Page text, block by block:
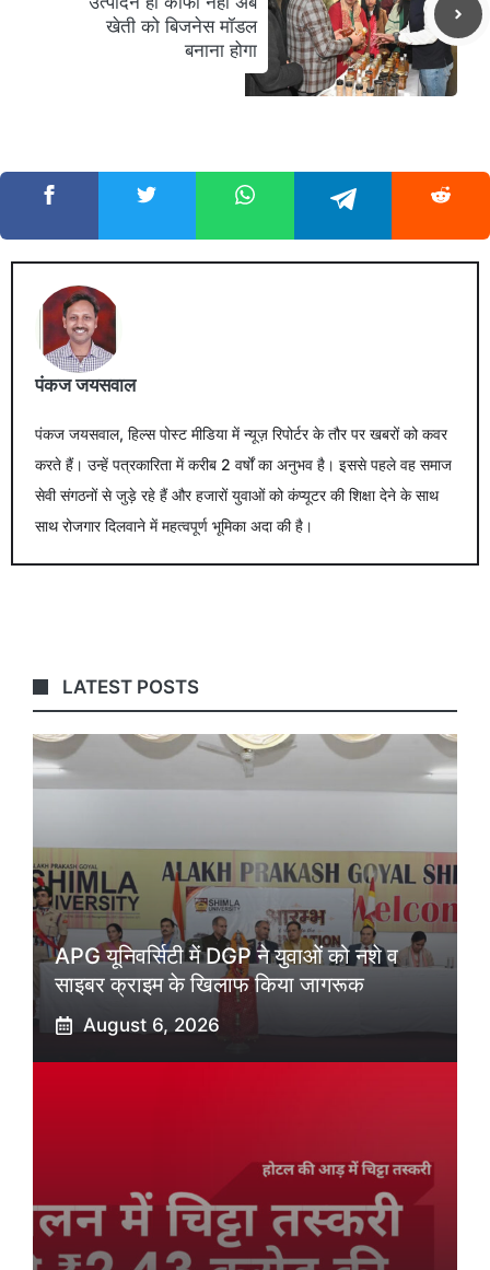
खेती को बिजनेस मॉडल
बनाना होगा
पंकज जयसवाल
पंकज जयसवाल, हिल्स पोस्ट मीडिया में न्यूज़ रिपोर्टर के तौर पर खबरों को कवर
करते हैं। उन्हें पत्रकारिता में करीब 2 वर्षों का अनुभव है। इससे पहले वह समाज
सेवी संगठनों से जुड़े रहे हैं और हजारों युवाओं को कंप्यूटर की शिक्षा देने के साथ
साथ रोजगार दिलवाने में महत्वपूर्ण भूमिका अदा की है।
LATEST POSTS
APG यूनिवर्सिटी में DGP ने युवाओं को नशे व
साइबर क्राइम के खिलाफ किया जागरूक
August 6, 2026